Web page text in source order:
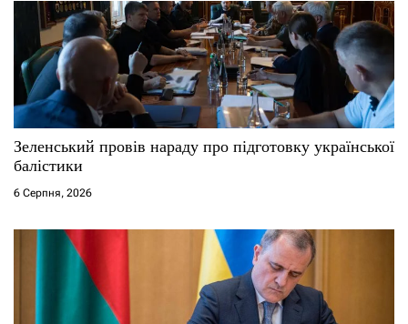
Зеленський провів нараду про підготовку української
балістики
6 Серпня, 2026